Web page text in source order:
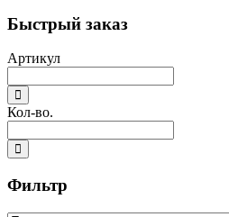
Быстрый заказ
Артикул
Кол-во.
Фильтр